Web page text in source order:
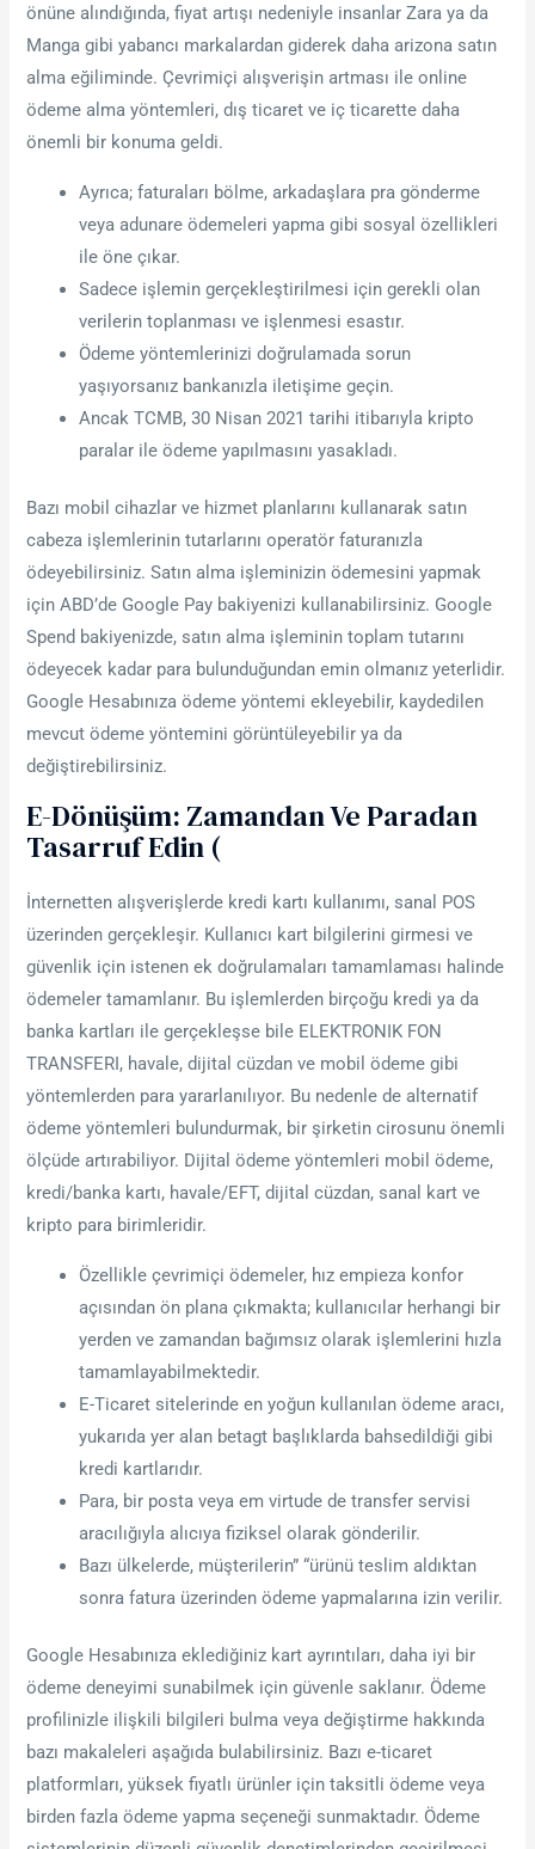
önüne alındığında, fiyat artışı nedeniyle insanlar Zara ya da
Manga gibi yabancı markalardan giderek daha arizona satın
alma eğiliminde. Çevrimiçi alışverişin artması ile online
ödeme alma yöntemleri, dış ticaret ve iç ticarette daha
önemli bir konuma geldi.
Ayrıca; faturaları bölme, arkadaşlara pra gönderme
veya adunare ödemeleri yapma gibi sosyal özellikleri
ile öne çıkar.
Sadece işlemin gerçekleştirilmesi için gerekli olan
verilerin toplanması ve işlenmesi esastır.
Ödeme yöntemlerinizi doğrulamada sorun
yaşıyorsanız bankanızla iletişime geçin.
Ancak TCMB, 30 Nisan 2021 tarihi itibarıyla kripto
paralar ile ödeme yapılmasını yasakladı.
Bazı mobil cihazlar ve hizmet planlarını kullanarak satın
cabeza işlemlerinin tutarlarını operatör faturanızla
ödeyebilirsiniz. Satın alma işleminizin ödemesini yapmak
için ABD’de Google Pay bakiyenizi kullanabilirsiniz. Google
Spend bakiyenizde, satın alma işleminin toplam tutarını
ödeyecek kadar para bulunduğundan emin olmanız yeterlidir.
Google Hesabınıza ödeme yöntemi ekleyebilir, kaydedilen
mevcut ödeme yöntemini görüntüleyebilir ya da
değiştirebilirsiniz.
E-Dönüşüm: Zamandan Ve Paradan
Tasarruf Edin (
İnternetten alışverişlerde kredi kartı kullanımı, sanal POS
üzerinden gerçekleşir. Kullanıcı kart bilgilerini girmesi ve
güvenlik için istenen ek doğrulamaları tamamlaması halinde
ödemeler tamamlanır. Bu işlemlerden birçoğu kredi ya da
banka kartları ile gerçekleşse bile ELEKTRONIK FON
TRANSFERI, havale, dijital cüzdan ve mobil ödeme gibi
yöntemlerden para yararlanılıyor. Bu nedenle de alternatif
ödeme yöntemleri bulundurmak, bir şirketin cirosunu önemli
ölçüde artırabiliyor. Dijital ödeme yöntemleri mobil ödeme,
kredi/banka kartı, havale/EFT, dijital cüzdan, sanal kart ve
kripto para birimleridir.
Özellikle çevrimiçi ödemeler, hız empieza konfor
açısından ön plana çıkmakta; kullanıcılar herhangi bir
yerden ve zamandan bağımsız olarak işlemlerini hızla
tamamlayabilmektedir.
E-Ticaret sitelerinde en yoğun kullanılan ödeme aracı,
yukarıda yer alan betagt başlıklarda bahsedildiği gibi
kredi kartlarıdır.
Para, bir posta veya em virtude de transfer servisi
aracılığıyla alıcıya fiziksel olarak gönderilir.
Bazı ülkelerde, müşterilerin” “ürünü teslim aldıktan
sonra fatura üzerinden ödeme yapmalarına izin verilir.
Google Hesabınıza eklediğiniz kart ayrıntıları, daha iyi bir
ödeme deneyimi sunabilmek için güvenle saklanır. Ödeme
profilinizle ilişkili bilgileri bulma veya değiştirme hakkında
bazı makaleleri aşağıda bulabilirsiniz. Bazı e-ticaret
platformları, yüksek fiyatlı ürünler için taksitli ödeme veya
birden fazla ödeme yapma seçeneği sunmaktadır. Ödeme